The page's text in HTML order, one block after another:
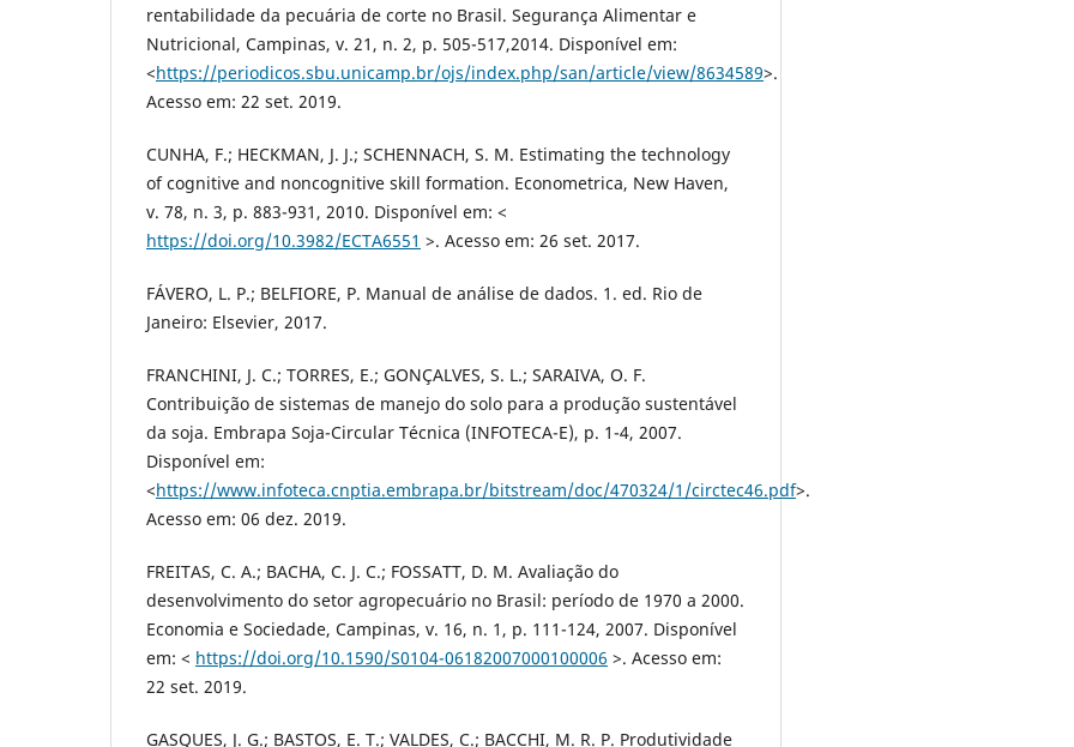
rentabilidade da pecuária de corte no Brasil. Segurança Alimentar e
Nutricional, Campinas, v. 21, n. 2, p. 505-517,2014. Disponível em:
<https://periodicos.sbu.unicamp.br/ojs/index.php/san/article/view/8634589>.
Acesso em: 22 set. 2019.
CUNHA, F.; HECKMAN, J. J.; SCHENNACH, S. M. Estimating the technology
of cognitive and noncognitive skill formation. Econometrica, New Haven,
v. 78, n. 3, p. 883-931, 2010. Disponível em: <
https://doi.org/10.3982/ECTA6551 >. Acesso em: 26 set. 2017.
FÁVERO, L. P.; BELFIORE, P. Manual de análise de dados. 1. ed. Rio de
Janeiro: Elsevier, 2017.
FRANCHINI, J. C.; TORRES, E.; GONÇALVES, S. L.; SARAIVA, O. F.
Contribuição de sistemas de manejo do solo para a produção sustentável
da soja. Embrapa Soja-Circular Técnica (INFOTECA-E), p. 1-4, 2007.
Disponível em:
<https://www.infoteca.cnptia.embrapa.br/bitstream/doc/470324/1/circtec46.pdf>.
Acesso em: 06 dez. 2019.
FREITAS, C. A.; BACHA, C. J. C.; FOSSATT, D. M. Avaliação do
desenvolvimento do setor agropecuário no Brasil: período de 1970 a 2000.
Economia e Sociedade, Campinas, v. 16, n. 1, p. 111-124, 2007. Disponível
em: < https://doi.org/10.1590/S0104-06182007000100006 >. Acesso em:
22 set. 2019.
GASQUES, J. G.; BASTOS, E. T.; VALDES, C.; BACCHI, M. R. P. Produtividade